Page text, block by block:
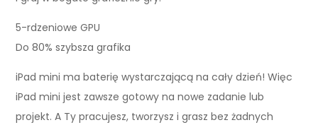
5-rdzeniowe GPU
Do 80% szybsza grafika
iPad mini ma baterię wystarczającą na cały dzień! Więc
iPad mini jest zawsze gotowy na nowe zadanie lub
projekt. A Ty pracujesz, tworzysz i grasz bez żadnych